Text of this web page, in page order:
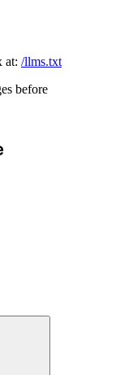
at: /llms.txt
before